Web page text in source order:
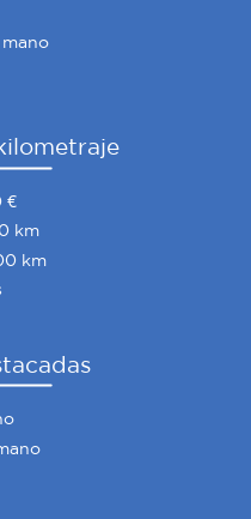
€
km
km